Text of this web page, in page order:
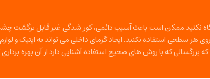
نگاه نکنید.ممکن است باعث آسیب دائمی، کور شدگی غیر قابل برگشت
هر سطحی استفاده نکنید. ایجاد گرمای داخلی می تواند به اپتیک و
بزرگسالی که با روش های صحیح استفاده آشنایی دارد از آن بهره